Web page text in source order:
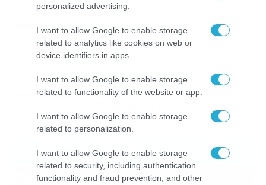
personalized advertising.
I want to allow Google to enable storage
related to analytics like cookies on web or
device identifiers in apps.
I want to allow Google to enable storage
related to functionality of the website or app.
I want to allow Google to enable storage
related to personalization.
I want to allow Google to enable storage
related to security, including authentication
functionality and fraud prevention, and other
Video
Τελευταίες Ειδήσεις